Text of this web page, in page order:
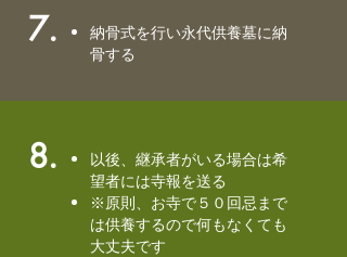
7.
納骨式を行い永代供養墓に納
骨する
8.
以後、継承者がいる場合は希
望者には寺報を送る
※原則、お寺で５０回忌まで
は供養するので何もなくても
大丈夫です